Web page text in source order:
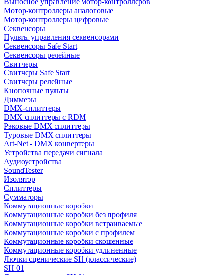
Выносное управление мотор-контроллеров
Мотор-контроллеры аналоговые
Мотор-контроллеры цифровые
Секвенсоры
Пульты управления секвенсорами
Секвенсоры Safe Start
Секвенсоры релейные
Свитчеры
Свитчеры Safe Start
Свитчеры релейные
Кнопочные пульты
Диммеры
DMX-сплиттеры
DMX сплиттеры с RDM
Рэковые DMX сплиттеры
Туровые DMX сплиттеры
Art-Net - DMX конвертеры
Устройства передачи сигнала
Аудиоустройства
SoundTester
Изолятор
Сплиттеры
Сумматоры
Коммутационные коробки
Коммутационные коробки без профиля
Коммутационные коробки встраиваемые
Коммутационные коробки с профилем
Коммутационные коробки скошенные
Коммутационные коробки удлиненные
Лючки сценические SH (классические)
SH 01